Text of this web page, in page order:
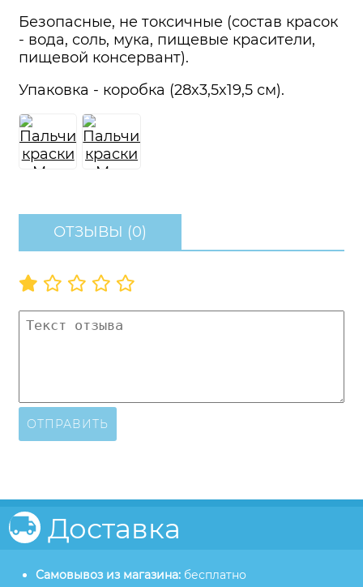
Безопасные, не токсичные (состав красок
- вода, соль, мука, пищевые красители,
пищевой консервант).
Упаковка - коробка (28x3,5x19,5 см).
ОТЗЫВЫ (0)
ОТПРАВИТЬ
Доставка
Самовывоз из магазина: бесплатно